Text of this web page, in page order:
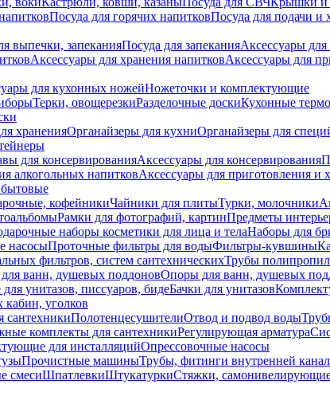
Посуда для горячих напитковПосуда для подачи и
выпечки, запеканияПосуда для запеканияАксессуары
Аксессуары для хранения напитковАксессуары для
для кухонных ножейНожеточки и комплектующие
Терки, овощерезкиРазделочные доскиКухонные
храненияОрганайзеры для кухниОрганайзеры для
для консервированияАксессуары для консервирования
алкогольных напитковАксессуары для приготовления и
кофейникиЧайники для плитыТурки, молочники
Рамки для фотографий, картинПредметы
наборы косметики для лица и телаНаборы для
насосыПроточные фильтры для водыФильтры-кувшины
фильтров, систем сантехническихТрубы
ванн, душевых поддоновОпоры для ванн, душевых
унитазов, писсуаров, бидеБачки для унитазов
уголков
сантехникиПолотенцесушителиОтвод и подвод воды
комплекты для сантехникиРегулирующая арматура
для инсталляцийОпрессовочные насосы
Прочистные машиныТрубы, фитинги внутренней
смесиШпатлевкиШтукатуркиСтяжки,